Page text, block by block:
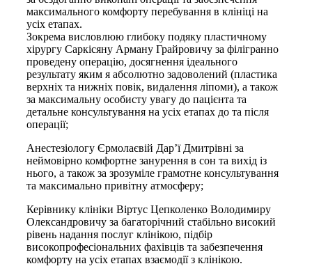
максимального комфорту перебування в клініці на
усіх етапах.
Зокрема висловлюю глибоку подяку пластичному
хірургу Саркісяну Арману Грайровичу за філігранно
проведену операцію, досягнення ідеального
результату яким я абсолютно задоволений (пластика
верхніх та нижніх повік, видалення ліпоми), а також
за максимальну особисту увагу до пацієнта та
детальне консультування на усіх етапах до та після
операції;
Анестезіологу Єрмолаєвій Дарʼї Дмитрівні за
неймовірно комфортне занурення в сон та вихід із
нього, а також за зрозуміле грамотне консультування
та максимально привітну атмосферу;
Керівнику клініки Віртус Цепколенко Володимиру
Олександровичу за багаторічний стабільно високий
рівень надання послуг клінікою, підбір
високопрофесіональних фахівців та забезпечення
комфорту на усіх етапах взаємодії з клінікою.